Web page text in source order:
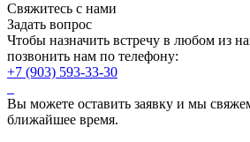
Свяжитесь с нами
Задать вопрос
Чтобы назначить встречу в любом из
позвонить нам по телефону:
+7 (903) 593-33-30
Вы можете оставить заявку и мы
ближайшее время.